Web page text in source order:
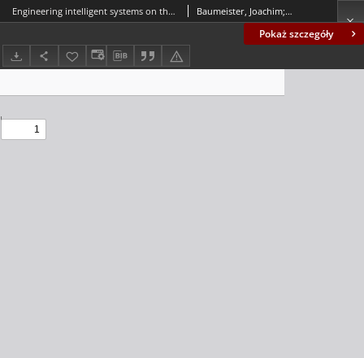
Pokaż szczegóły
Engineering intelligent systems on the knowledge formalization continuum Baumeister, Joachim; Reutelshoefer, Jochen; Puppe, Frank